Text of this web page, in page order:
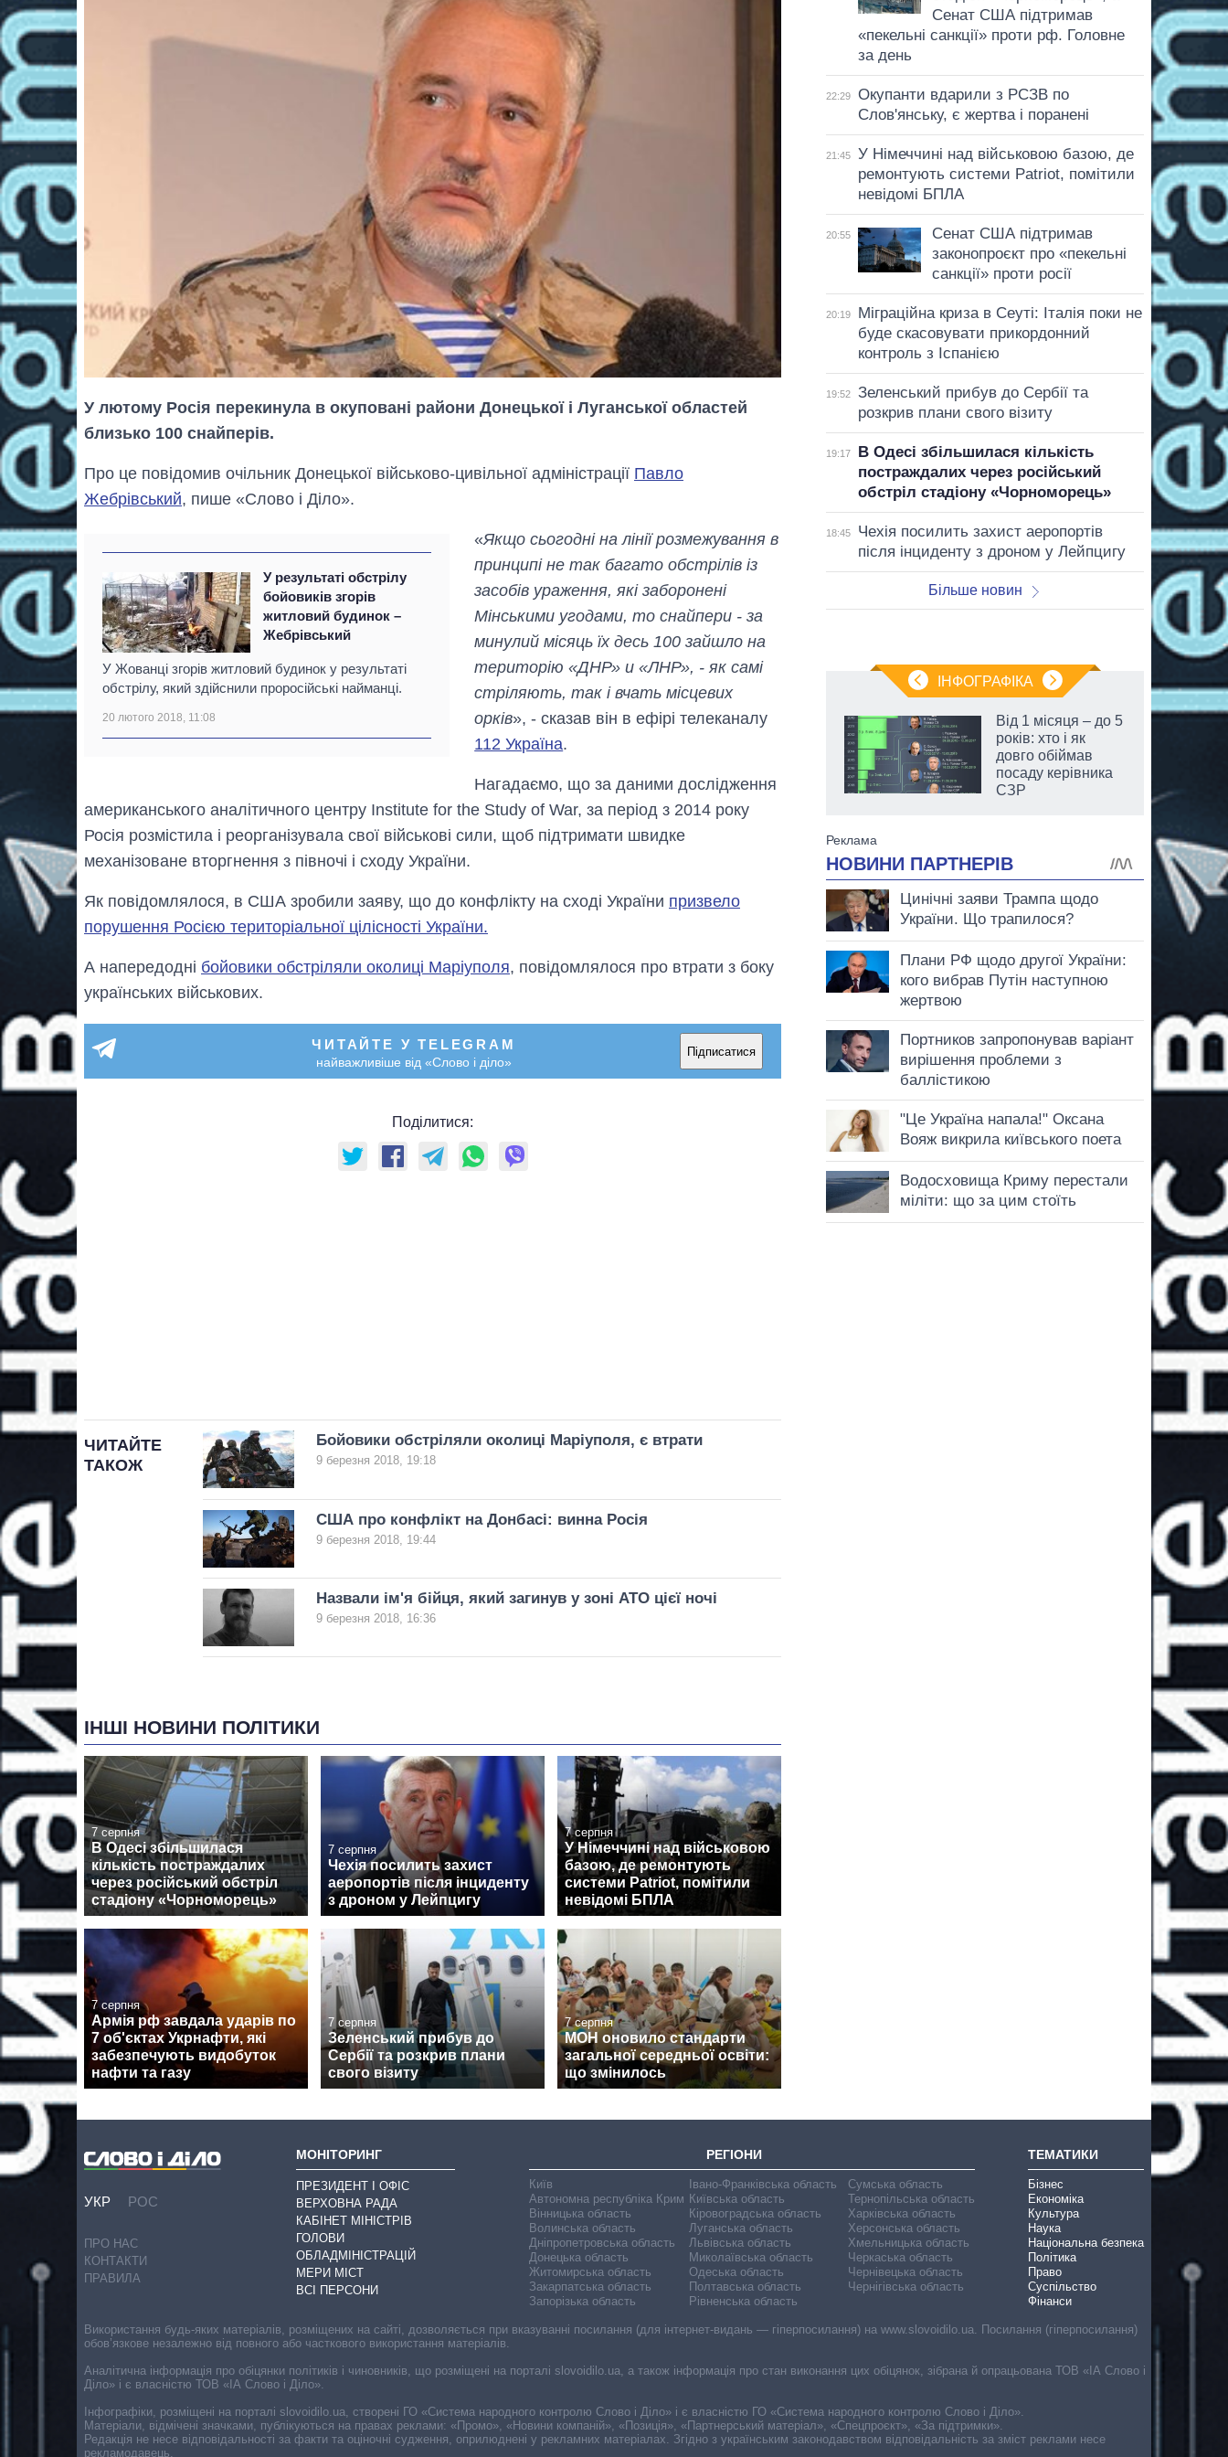
У лютому Росія перекинула в окуповані райони Донецької і Луганської областей
близько 100 снайперів.
Про це повідомив очільник Донецької військово-цивільної адміністрації Павло
Жебрівський, пише «Слово і Діло».
У результаті обстрілу
бойовиків згорів
житловий будинок –
Жебрівський
У Жованці згорів житловий будинок у результаті
обстрілу, який здійснили проросійські найманці.
20 лютого 2018, 11:08
«Якщо сьогодні на лінії розмежування в
принципі не так багато обстрілів із
засобів ураження, які заборонені
Мінськими угодами, то снайпери - за
минулий місяць їх десь 100 зайшло на
територію «ДНР» и «ЛНР», - як самі
стріляють, так і вчать місцевих
орків», - сказав він в ефірі телеканалу
112 Україна.
Нагадаємо, що за даними дослідження
американського аналітичного центру Institute for the Study of War, за період з 2014 року
Росія розмістила і реорганізувала свої військові сили, щоб підтримати швидке
механізоване вторгнення з півночі і сходу України.
Як повідомлялося, в США зробили заяву, що до конфлікту на сході України призвело
порушення Росією територіальної цілісності України.
А напередодні бойовики обстріляли околиці Маріуполя, повідомлялося про втрати з боку
українських військових.
ЧИТАЙТЕ У TELEGRAM
найважливіше від «Слово і діло»
Підписатися
Поділитися:
ЧИТАЙТЕ
ТАКОЖ
Бойовики обстріляли околиці Маріуполя, є втрати
9 березня 2018, 19:18
США про конфлікт на Донбасі: винна Росія
9 березня 2018, 19:44
Назвали ім'я бійця, який загинув у зоні АТО цієї ночі
9 березня 2018, 16:36
ІНШІ НОВИНИ ПОЛІТИКИ
7 серпня
В Одесі збільшилася
кількість постраждалих
через російський обстріл
стадіону «Чорноморець»
7 серпня
Чехія посилить захист
аеропортів після інциденту
з дроном у Лейпцигу
7 серпня
У Німеччині над військовою
базою, де ремонтують
системи Patriot, помітили
невідомі БПЛА
7 серпня
Армія рф завдала ударів по
7 об'єктах Укрнафти, які
забезпечують видобуток
нафти та газу
7 серпня
Зеленський прибув до
Сербії та розкрив плани
свого візиту
7 серпня
МОН оновило стандарти
загальної середньої освіти:
що змінилось
Сенат США підтримав
«пекельні санкції» проти рф. Головне
за день
22:29
Окупанти вдарили з РСЗВ по
Слов'янську, є жертва і поранені
21:45
У Німеччині над військовою базою, де
ремонтують системи Patriot, помітили
невідомі БПЛА
20:55
Сенат США підтримав
законопроєкт про «пекельні
санкції» проти росії
20:19
Міграційна криза в Сеуті: Італія поки не
буде скасовувати прикордонний
контроль з Іспанією
19:52
Зеленський прибув до Сербії та
розкрив плани свого візиту
19:17
В Одесі збільшилася кількість
постраждалих через російський
обстріл стадіону «Чорноморець»
18:45
Чехія посилить захист аеропортів
після інциденту з дроном у Лейпцигу
Більше новин
ІНФОГРАФІКА
Як змінився
років війни з
росією
Від 1 місяця – до 5
років: хто і як
довго обіймав
посаду керівника
СЗР
УКР РОС
ПРО НАС
КОНТАКТИ
ПРАВИЛА
МОНІТОРИНГ
ПРЕЗИДЕНТ І ОФІС
ВЕРХОВНА РАДА
КАБІНЕТ МІНІСТРІВ
ГОЛОВИ
ОБЛАДМІНІСТРАЦІЙ
МЕРИ МІСТ
ВСІ ПЕРСОНИ
РЕГІОНИ
Київ
Автономна республіка Крим
Вінницька область
Волинська область
Дніпропетровська область
Донецька область
Житомирська область
Закарпатська область
Запорізька область
Івано-Франківська область
Київська область
Кіровоградська область
Луганська область
Львівська область
Миколаївська область
Одеська область
Полтавська область
Рівненська область
Сумська область
Тернопільська область
Харківська область
Херсонська область
Хмельницька область
Черкаська область
Чернівецька область
Чернігівська область
ТЕМАТИКИ
Бізнес
Економіка
Культура
Наука
Національна безпека
Політика
Право
Суспільство
Фінанси
Використання будь-яких матеріалів, розміщених на сайті, дозволяється при вказуванні посилання (для інтернет-видань — гіперпосилання) на www.slovoidilo.ua. Посилання (гіперпосилання)
обов’язкове незалежно від повного або часткового використання матеріалів.
Аналітична інформація про обіцянки політиків і чиновників, що розміщені на порталі slovoidilo.ua, а також інформація про стан виконання цих обіцянок, зібрана й опрацьована ТОВ «ІА Слово і
Діло» і є власністю ТОВ «ІА Слово і Діло».
Інфографіки, розміщені на порталі slovoidilo.ua, створені ГО «Система народного контролю Слово і Діло» і є власністю ГО «Система народного контролю Слово і Діло».
Матеріали, відмічені значками, публікуються на правах реклами: «Промо», «Новини компаній», «Позиція», «Партнерський матеріал», «Спецпроєкт», «За підтримки».
Редакція не несе відповідальності за факти та оціночні судження, оприлюднені у рекламних матеріалах. Згідно з українським законодавством відповідальність за зміст реклами несе
рекламодавець.